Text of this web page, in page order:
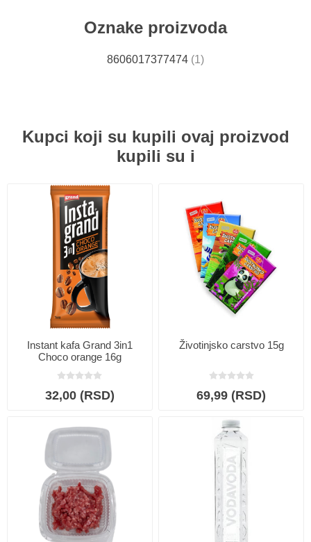
Oznake proizvoda
8606017377474 (1)
Kupci koji su kupili ovaj proizvod
kupili su i
Instant kafa Grand 3in1
Choco orange 16g
32,00 (RSD)
Životinjsko carstvo 15g
69,99 (RSD)